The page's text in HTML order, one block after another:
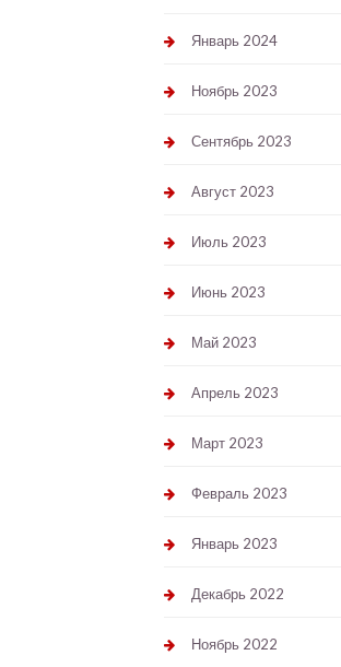
Январь 2024
Ноябрь 2023
Сентябрь 2023
Август 2023
Июль 2023
Июнь 2023
Май 2023
Апрель 2023
Март 2023
Февраль 2023
Январь 2023
Декабрь 2022
Ноябрь 2022